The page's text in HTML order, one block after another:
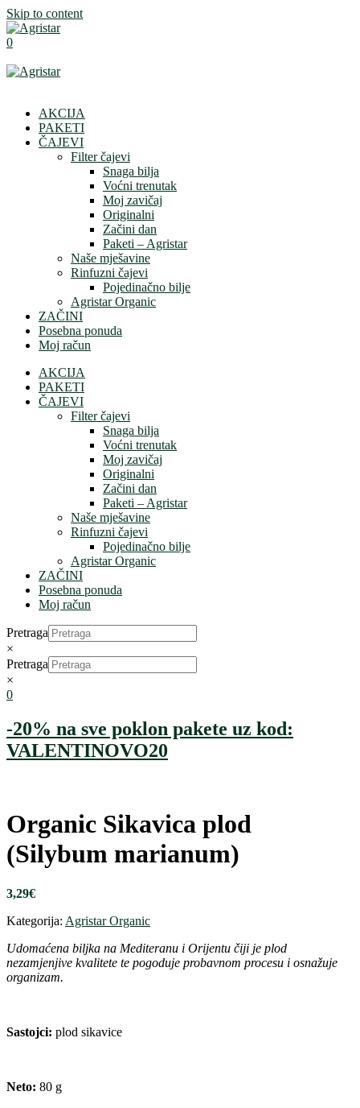
Skip to content
0
AKCIJA
PAKETI
ČAJEVI
Filter čajevi
Snaga bilja
Voćni trenutak
Moj zavičaj
Originalni
Začini dan
Paketi – Agristar
Naše mješavine
Rinfuzni čajevi
Pojedinačno bilje
Agristar Organic
ZAČINI
Posebna ponuda
Moj račun
AKCIJA
PAKETI
ČAJEVI
Filter čajevi
Snaga bilja
Voćni trenutak
Moj zavičaj
Originalni
Začini dan
Paketi – Agristar
Naše mješavine
Rinfuzni čajevi
Pojedinačno bilje
Agristar Organic
ZAČINI
Posebna ponuda
Moj račun
Pretraga
×
Pretraga
×
0
-20% na sve poklon pakete uz kod:
VALENTINOVO20
Organic Sikavica plod
(Silybum marianum)
3,29€
Kategorija: Agristar Organic
Udomaćena biljka na Mediteranu i Orijentu čiji je plod
nezamjenjive kvalitete te pogoduje probavnom procesu i osnažuje
organizam.
Sastojci: plod sikavice
Neto: 80 g